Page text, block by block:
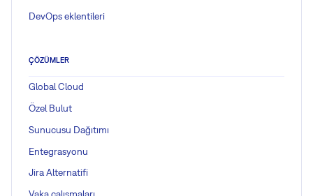
DevOps eklentileri
ÇÖZÜMLER
Global Cloud
Özel Bulut
Sunucusu Dağıtımı
Entegrasyonu
Jira Alternatifi